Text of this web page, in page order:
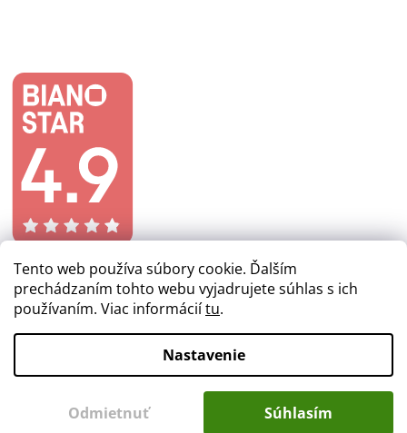
Tento web používa súbory cookie. Ďalším
prechádzaním tohto webu vyjadrujete súhlas s ich
používaním. Viac informáciítu.
Nastavenie
Odmietnuť Súhlasím
lacnezlaby.sk. Všetky práva vyhradené.
Upraviť nastavenie cookies